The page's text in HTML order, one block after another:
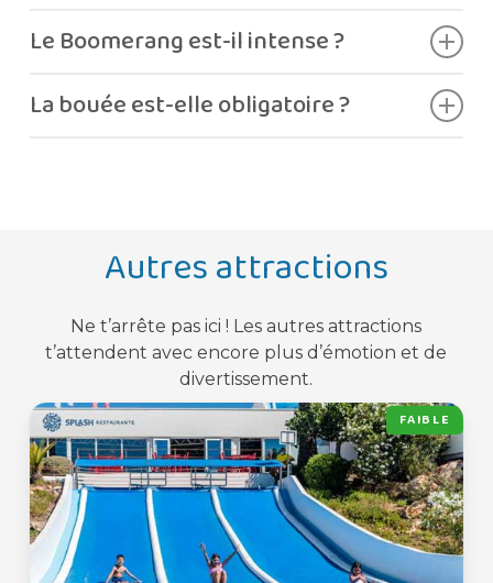
autorisé.
Le Boomerang est-il intense ?
adrénaline.
La bouée est-elle obligatoire ?
Autres attractions
Ne t’arrête pas ici ! Les autres attractions
t’attendent avec encore plus d’émotion et de
divertissement.
FAIBLE